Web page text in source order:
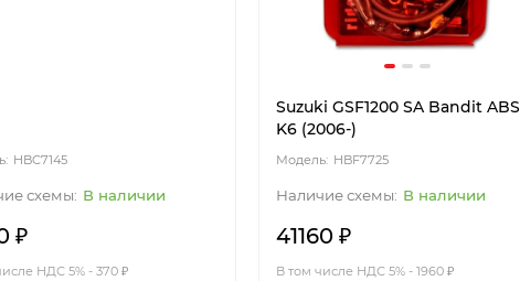
HBC7145
В наличии
₽
НДС 5% - 370 ₽
Suzuki GSF1200 SA Bandit ABS
K6 (2006-)
HBF7725
В наличии
41160 ₽
В том числе НДС 5% - 1960 ₽